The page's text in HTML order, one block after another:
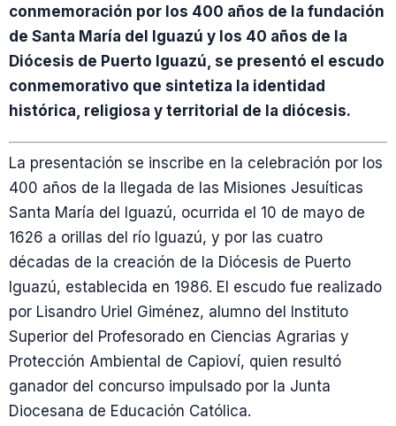
conmemoración por los 400 años de la fundación
de Santa María del Iguazú y los 40 años de la
Diócesis de Puerto Iguazú, se presentó el escudo
conmemorativo que sintetiza la identidad
histórica, religiosa y territorial de la diócesis.
La presentación se inscribe en la celebración por los
400 años de la llegada de las Misiones Jesuíticas
Santa María del Iguazú, ocurrida el 10 de mayo de
1626 a orillas del río Iguazú, y por las cuatro
décadas de la creación de la Diócesis de Puerto
Iguazú, establecida en 1986. El escudo fue realizado
por Lisandro Uriel Giménez, alumno del Instituto
Superior del Profesorado en Ciencias Agrarias y
Protección Ambiental de Capioví, quien resultó
ganador del concurso impulsado por la Junta
Diocesana de Educación Católica.